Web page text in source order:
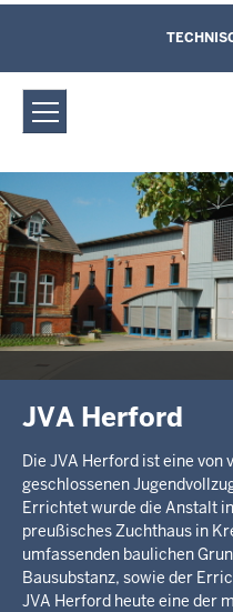
Startseite
Direkt zum Inhalt
Leichte Sprache,
und Kontaktformular
JVA Herford
Die JVA Herford ist eine
geschlossenen
Errichtet wurde die Anstalt
preußisches Zuchthaus in
umfassenden baulichen
Bausubstanz, sowie der
JVA Herford heute eine der